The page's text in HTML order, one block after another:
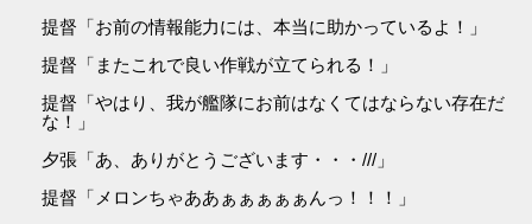
提督「お前の情報能力には、本当に助かっているよ！」
提督「またこれで良い作戦が立てられる！」
提督「やはり、我が艦隊にお前はなくてはならない存在だ
な！」
夕張「あ、ありがとうございます・・・///」
提督「メロンちゃああぁぁぁぁぁんっ！！！」